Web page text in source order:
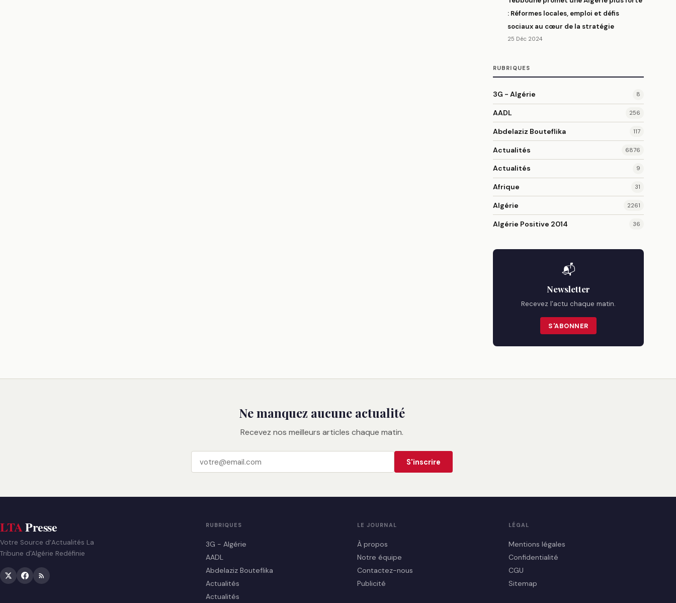
: Réformes locales, emploi et défis
sociaux au cœur de la stratégie
25 Déc 2024
RUBRIQUES
3G - Algérie 8
AADL 256
Abdelaziz Bouteflika 117
Actualités 6876
Actualités 9
Afrique 31
Algérie 2261
Algérie Positive 2014 36
📬
Newsletter
Recevez l'actu chaque matin.
S'ABONNER
Ne manquez aucune actualité
Recevez nos meilleurs articles chaque matin.
S'inscrire
LTAPresse
Votre Source d’Actualités La
Tribune d'Algérie Redéfinie
RUBRIQUES
3G - Algérie
AADL
Abdelaziz Bouteflika
Actualités
Actualités
LE JOURNAL
À propos
Notre équipe
Contactez-nous
Publicité
LÉGAL
Mentions légales
Confidentialité
CGU
Sitemap